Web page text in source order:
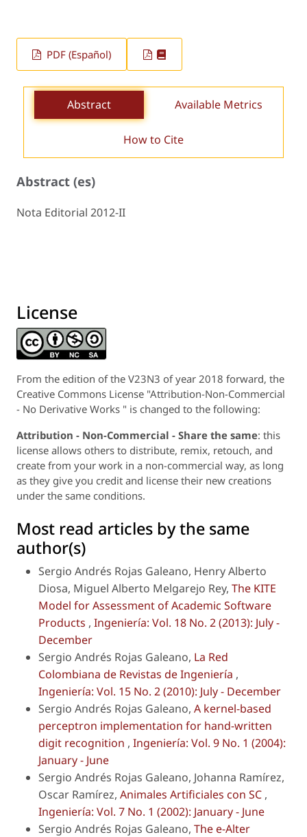
PDF (Español)
Abstract Available Metrics
How to Cite
Abstract (es)
Nota Editorial 2012-II
License
From the edition of the V23N3 of year 2018 forward, the
Creative Commons License "Attribution-Non-Commercial
- No Derivative Works " is changed to the following:
Attribution - Non-Commercial - Share the same: this
license allows others to distribute, remix, retouch, and
create from your work in a non-commercial way, as long
as they give you credit and license their new creations
under the same conditions.
Most read articles by the same
author(s)
Sergio Andrés Rojas Galeano, Henry Alberto
Diosa, Miguel Alberto Melgarejo Rey, The KITE
Model for Assessment of Academic Software
Products , Ingeniería: Vol. 18 No. 2 (2013): July -
December
Sergio Andrés Rojas Galeano, La Red
Colombiana de Revistas de Ingeniería ,
Ingeniería: Vol. 15 No. 2 (2010): July - December
Sergio Andrés Rojas Galeano, A kernel-based
perceptron implementation for hand-written
digit recognition , Ingeniería: Vol. 9 No. 1 (2004):
January - June
Sergio Andrés Rojas Galeano, Johanna Ramírez,
Oscar Ramírez, Animales Artificiales con SC ,
Ingeniería: Vol. 7 No. 1 (2002): January - June
Sergio Andrés Rojas Galeano, The e-Alter